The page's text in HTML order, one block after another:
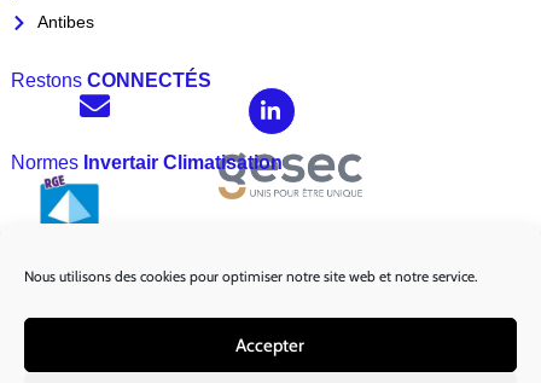
Nous utilisons des cookies pour optimiser notre site web et notre service.
Accepter
Antibes
Restons CONNECTÉS
Normes Invertair Climatisation
MarquesPartenaires :